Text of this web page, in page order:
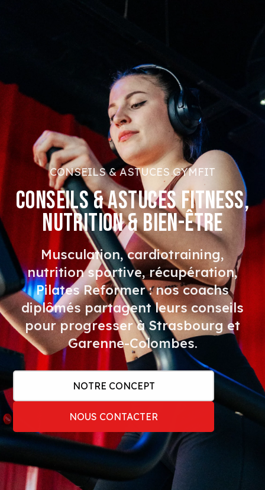
CONSEILS & ASTUCES GYMFIT
CONSEILS & ASTUCES FITNESS,
NUTRITION & BIEN-ÊTRE
Musculation, cardiotraining,
nutrition sportive, récupération,
Pilates Reformer : nos coachs
diplômés partagent leurs conseils
pour progresser à Strasbourg et
Garenne-Colombes.
NOTRE CONCEPT
NOUS CONTACTER